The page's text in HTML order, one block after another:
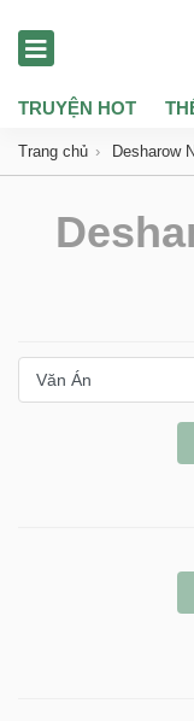
TRUYỆN HOT
Trang chủ Desharow